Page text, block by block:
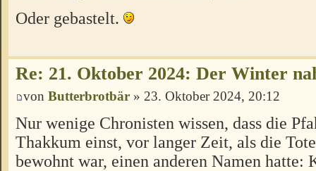
Oder gebastelt.
Re: 21. Oktober 2024: Der Winter
von Butterbrotbär » 23. Oktober 2024, 20:12
Nur wenige Chronisten wissen, dass die
Thakkum einst, vor langer Zeit, als die
bewohnt war, einen anderen Namen